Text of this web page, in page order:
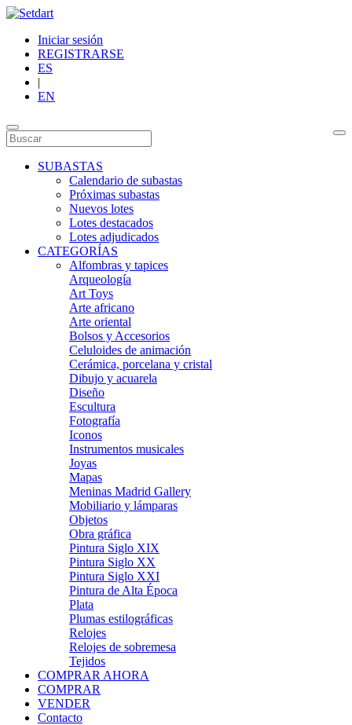
Iniciar sesión
REGISTRARSE
ES
|
EN
SUBASTAS
Calendario de subastas
Próximas subastas
Nuevos lotes
Lotes destacados
Lotes adjudicados
CATEGORÍAS
Alfombras y tapices
Arqueología
Art Toys
Arte africano
Arte oriental
Bolsos y Accesorios
Celuloides de animación
Cerámica, porcelana y cristal
Dibujo y acuarela
Diseño
Escultura
Fotografía
Iconos
Instrumentos musicales
Joyas
Mapas
Meninas Madrid Gallery
Mobiliario y lámparas
Objetos
Obra gráfica
Pintura Siglo XIX
Pintura Siglo XX
Pintura Siglo XXI
Pintura de Alta Época
Plata
Plumas estilográficas
Relojes
Relojes de sobremesa
Tejidos
COMPRAR AHORA
COMPRAR
VENDER
Contacto